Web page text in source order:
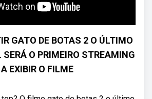
GATO DE BOTAS 2 O ÚLTIMO
SERÁ O PRIMEIRO STREAMING
A EXIBIR O FILME